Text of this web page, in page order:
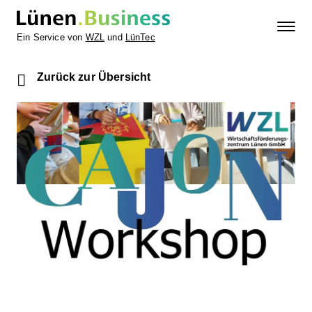
Ein Service von WZL und LünTec
Zurück zur Übersicht